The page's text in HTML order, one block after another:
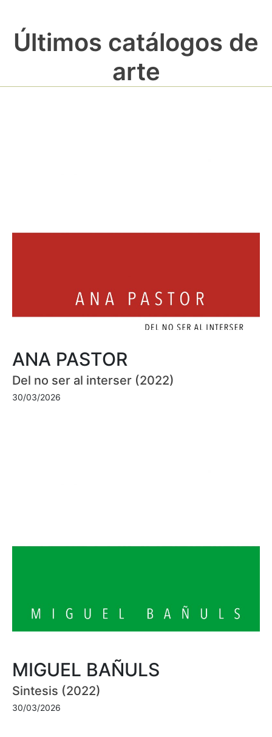
Últimos catálogos de
arte
ANA PASTOR
Del no ser al interser (2022)
30/03/2026
MIGUEL BAÑULS
Sintesis (2022)
30/03/2026